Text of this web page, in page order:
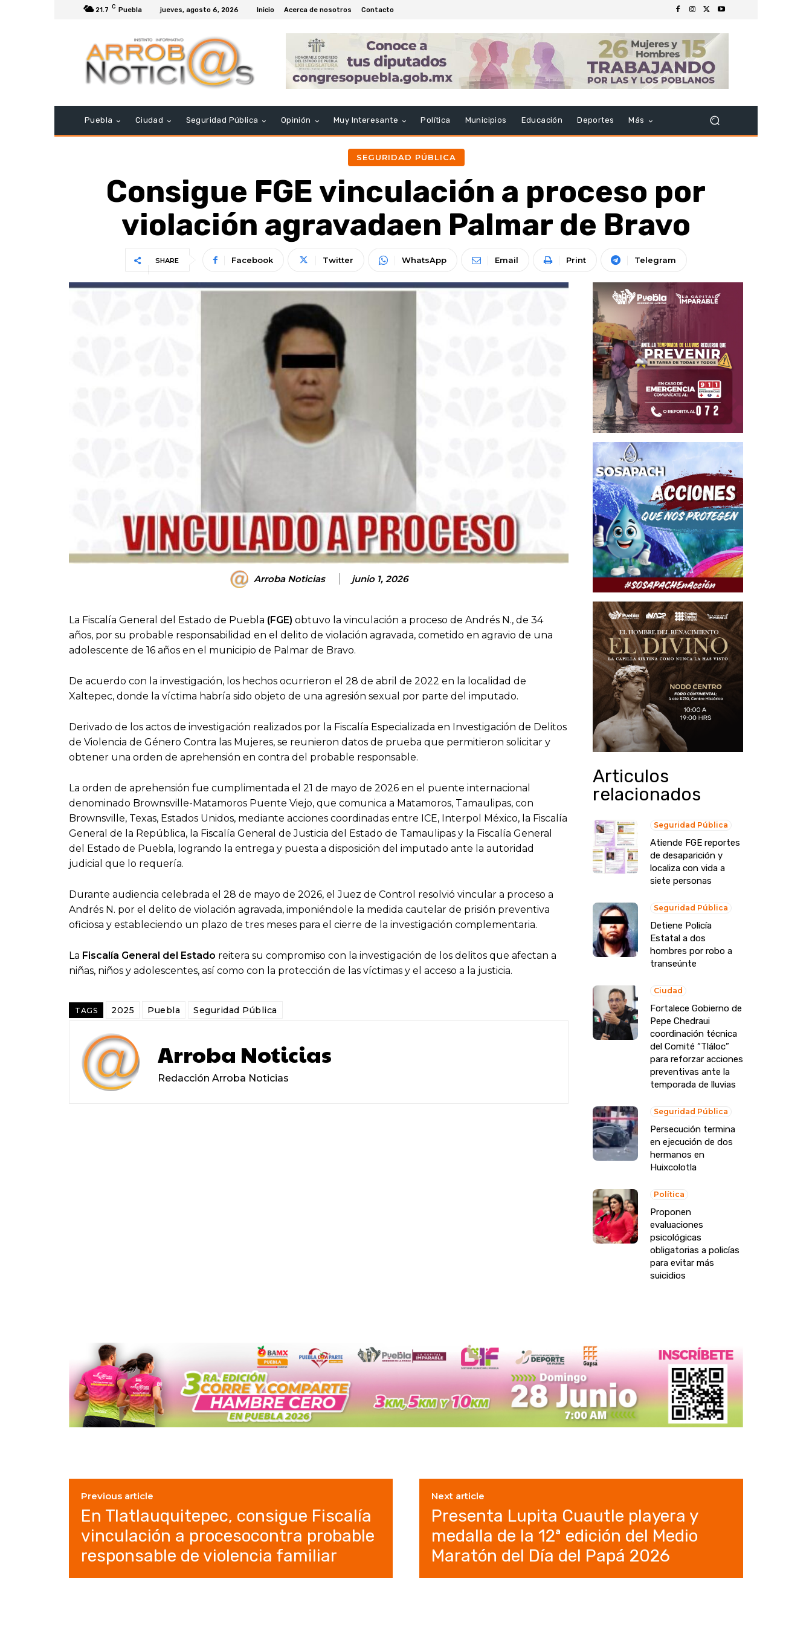
21.7 C Puebla jueves, agosto 6, 2026 Inicio Acerca de nosotros Contacto
Puebla Ciudad Seguridad Pública Opinión Muy Interesante Política Municipios Educación Deportes Más
SEGURIDAD PÚBLICA
Consigue FGE vinculación a proceso por
violación agravadaen Palmar de Bravo
SHARE Facebook Twitter WhatsApp Email Print Telegram
Arroba Noticias junio 1, 2026
La Fiscalía General del Estado de Puebla (FGE) obtuvo la vinculación a proceso de Andrés N., de 34
años, por su probable responsabilidad en el delito de violación agravada, cometido en agravio de una
adolescente de 16 años en el municipio de Palmar de Bravo.
De acuerdo con la investigación, los hechos ocurrieron el 28 de abril de 2022 en la localidad de
Xaltepec, donde la víctima habría sido objeto de una agresión sexual por parte del imputado.
Derivado de los actos de investigación realizados por la Fiscalía Especializada en Investigación de Delitos
de Violencia de Género Contra las Mujeres, se reunieron datos de prueba que permitieron solicitar y
obtener una orden de aprehensión en contra del probable responsable.
La orden de aprehensión fue cumplimentada el 21 de mayo de 2026 en el puente internacional
denominado Brownsville-Matamoros Puente Viejo, que comunica a Matamoros, Tamaulipas, con
Brownsville, Texas, Estados Unidos, mediante acciones coordinadas entre ICE, Interpol México, la Fiscalía
General de la República, la Fiscalía General de Justicia del Estado de Tamaulipas y la Fiscalía General
del Estado de Puebla, logrando la entrega y puesta a disposición del imputado ante la autoridad
judicial que lo requería.
Durante audiencia celebrada el 28 de mayo de 2026, el Juez de Control resolvió vincular a proceso a
Andrés N. por el delito de violación agravada, imponiéndole la medida cautelar de prisión preventiva
oficiosa y estableciendo un plazo de tres meses para el cierre de la investigación complementaria.
La Fiscalía General del Estado reitera su compromiso con la investigación de los delitos que afectan a
niñas, niños y adolescentes, así como con la protección de las víctimas y el acceso a la justicia.
TAGS 2025 Puebla Seguridad Pública
Arroba Noticias
Redacción Arroba Noticias
Articulos
relacionados
Seguridad Pública
Atiende FGE reportes
de desaparición y
localiza con vida a
siete personas
Seguridad Pública
Detiene Policía
Estatal a dos
hombres por robo a
transeúnte
Ciudad
Fortalece Gobierno de
Pepe Chedraui
coordinación técnica
del Comité “Tláloc”
para reforzar acciones
preventivas ante la
temporada de lluvias
Seguridad Pública
Persecución termina
en ejecución de dos
hermanos en
Huixcolotla
Política
Proponen
evaluaciones
psicológicas
obligatorias a policías
para evitar más
suicidios
Previous article
En Tlatlauquitepec, consigue Fiscalía
vinculación a procesocontra probable
responsable de violencia familiar
Next article
Presenta Lupita Cuautle playera y
medalla de la 12ª edición del Medio
Maratón del Día del Papá 2026